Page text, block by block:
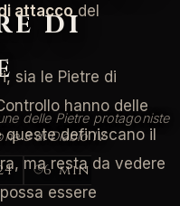
di
delle Pietre protagoniste
3 di Diablo IV
6 min
attaccodel
sia le Pietre di
hanno delle
queste definiscano il
ma resta da vedere
essere